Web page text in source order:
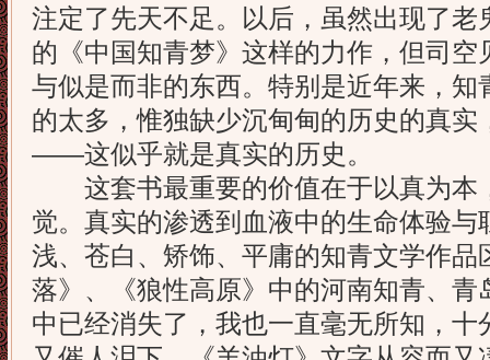
注定了先天不足。以后，虽然出现了老
的《中国知青梦》这样的力作，但司
与似是而非的东西。特别是近年来，知
的太多，惟独缺少沉甸甸的历史的真实
——这似乎就是真实的历史。
这套书最重要的价值在于以真为本
觉。真实的渗透到血液中的生命体验
浅、苍白、矫饰、平庸的知青文学作品
落》、《狼性高原》中的河南知青、青
中已经消失了，我也一直毫无所知，